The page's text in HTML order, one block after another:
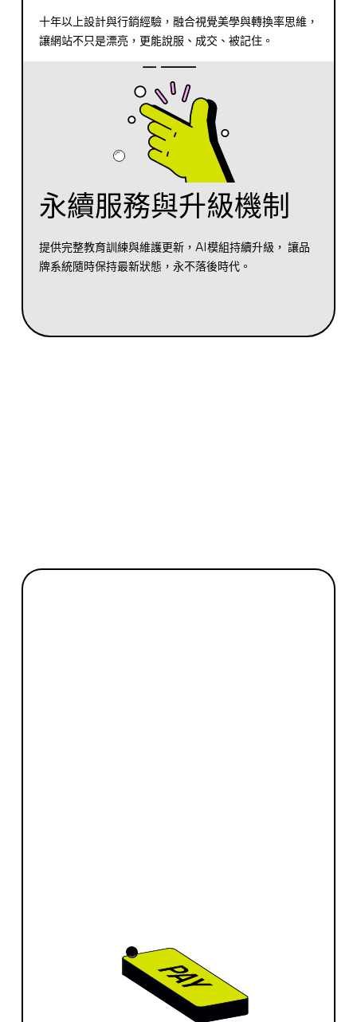
十年以上設計與行銷經驗，融合視覺美學與轉換率思維，
讓網站不只是漂亮，更能說服、成交、被記住。
永續服務與升級機制
提供完整教育訓練與維護更新，AI模組持續升級， 讓品
牌系統隨時保持最新狀態，永不落後時代。